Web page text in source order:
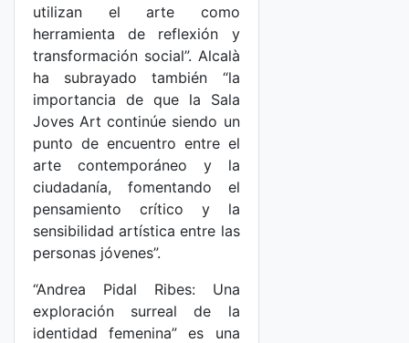
utilizan el arte como
herramienta de reflexión y
transformación social”. Alcalà
ha subrayado también “la
importancia de que la Sala
Joves Art continúe siendo un
punto de encuentro entre el
arte contemporáneo y la
ciudadanía, fomentando el
pensamiento crítico y la
sensibilidad artística entre las
personas jóvenes”.
“Andrea Pidal Ribes: Una
exploración surreal de la
identidad femenina” es una